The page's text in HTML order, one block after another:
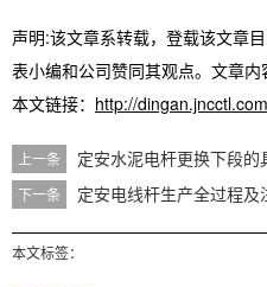
声明:该文章系转载，登载该文章
表小编和公司赞同其观点。文章内
本文链接： http://
上一条 定安水泥电杆更换下段的
下一条 定安电线杆生产全过程及
本文标签：